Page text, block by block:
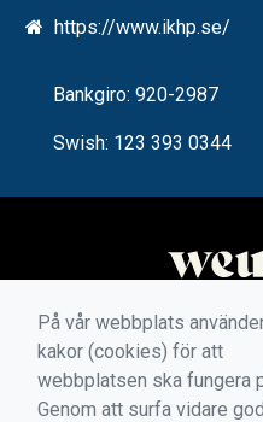
https://www.ikhp.se/
Bankgiro: 920-2987
Swish: 123 393 0344
På vår webbplats
kakor (cookies) för att
webbplatsen ska fungera
Genom att surfa vidare